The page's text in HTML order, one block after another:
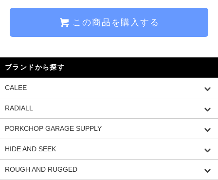
この商品を購入する
ブランドから探す
CALEE
RADIALL
PORKCHOP GARAGE SUPPLY
HIDE AND SEEK
ROUGH AND RUGGED